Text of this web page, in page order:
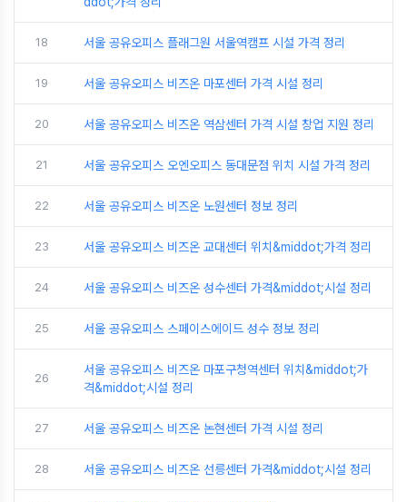
18 서울 공유오피스 플래그원 서울역캠프 시설 가격 정리
19 서울 공유오피스 비즈온 마포센터 가격 시설 정리
20 서울 공유오피스 비즈온 역삼센터 가격 시설 창업 지원 정리
21 서울 공유오피스 오엔오피스 동대문점 위치 시설 가격 정리
22 서울 공유오피스 비즈온 노원센터 정보 정리
23 서울 공유오피스 비즈온 교대센터 위치&middot;가격 정리
24 서울 공유오피스 비즈온 성수센터 가격&middot;시설 정리
25 서울 공유오피스 스페이스에이드 성수 정보 정리
26
서울 공유오피스 비즈온 마포구청역센터 위치&middot;가
격&middot;시설 정리
27 서울 공유오피스 비즈온 논현센터 가격 시설 정리
28 서울 공유오피스 비즈온 선릉센터 가격&middot;시설 정리